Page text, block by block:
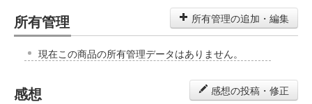
所有管理 所有管理の追加・編集
現在この商品の所有管理データはありません。
感想 感想の投稿・修正